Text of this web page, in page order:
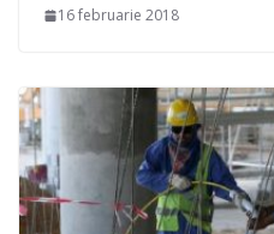
16 februarie 2018